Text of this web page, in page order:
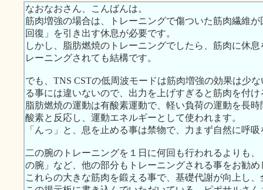
なおなおさん、こんばんは。
筋肉増強の場合は、トレーニングで傷ついた筋肉繊維
回復」を引き出す休息が必要です。
しかし、脂肪燃焼のトレーニングでしたら、筋肉に休
レーニングされても結構です。
でも、TNS CSTの低周波モードは筋肉増強の効果は少
る事には違いないので、出力を上げすぎると筋肉を付
脂肪燃焼の運動は有酸素運動で、軽い負荷の運動を長
酸素と反応し、運動エネルギーとして使われます。
「んっ」と、息を止める事は禁物で、力まず自然に呼
二の腕のトレーニングを１日に何回も行われるよりも
の腕」など、他の部分もトレーニングされる事をお勧め
これらの大きな筋肉を鍛える事で、基礎代謝が向上し